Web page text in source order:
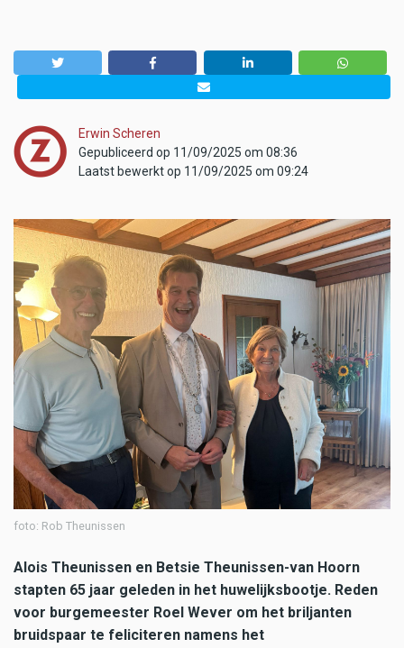
Erwin Scheren
Gepubliceerd op 11/09/2025 om 08:36
Laatst bewerkt op 11/09/2025 om 09:24
foto: Rob Theunissen
Alois Theunissen en Betsie Theunissen-van Hoorn
stapten 65 jaar geleden in het huwelijksbootje. Reden
voor burgemeester Roel Wever om het briljanten
bruidspaar te feliciteren namens het